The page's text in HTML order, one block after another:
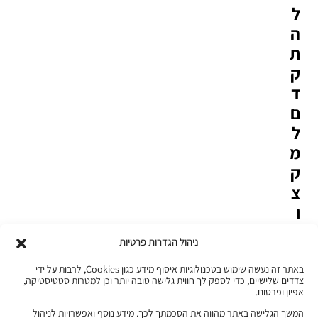
ניהול הגדרות פרטיות
באתר זה נעשה שימוש בטכנולוגיות איסוף מידע כגון Cookies, לרבות על ידי
צדדים שלישיים, כדי לספק לך חווית גלישה טובה יותר וכן למטרות סטטיסטיקה,
אפיון ופרסום.
המשך הגלישה באתר מהווה את הסכמתך לכך. מידע נוסף ואפשרויות לניהול
ל
ה
ת
ק
ד
ם
ל
מ
ק
צ
ו
כ
נ
ו